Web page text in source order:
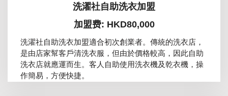
洗濯社自助洗衣加盟
加盟费: HKD80,000
洗濯社自助洗衣加盟適合初次創業者。傳統的洗衣店，
是由店家幫客戶清洗衣服，但由於價格較高，因此自助
洗衣店就應運而生。客人自助使用洗衣機及乾衣機，操
作簡易，方便快捷。